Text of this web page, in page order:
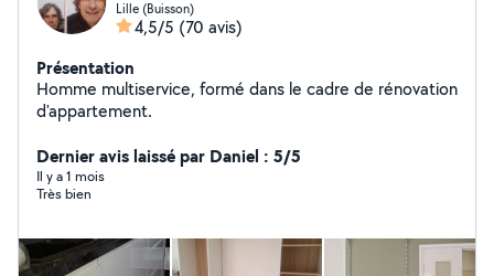
Lille (Buisson)
4,5/5 (70 avis)
Présentation
Homme multiservice, formé dans le cadre de rénovation
d'appartement.
Dernier avis laissé par Daniel : 5/5
Il y a 1 mois
Très bien